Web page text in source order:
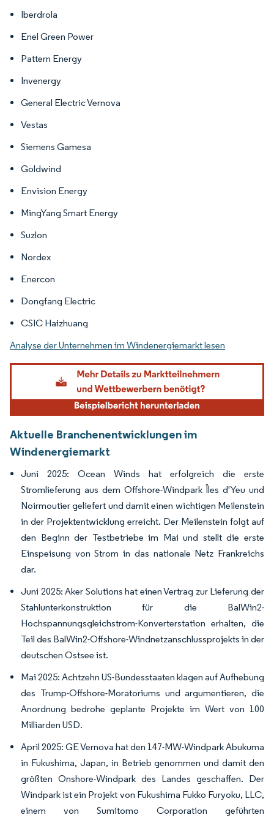
Iberdrola
Enel Green Power
Pattern Energy
Invenergy
General Electric Vernova
Vestas
Siemens Gamesa
Goldwind
Envision Energy
MingYang Smart Energy
Suzlon
Nordex
Enercon
Dongfang Electric
CSIC Haizhuang
Analyse der Unternehmen im Windenergiemarkt lesen
Aktuelle Branchenentwicklungen im
Windenergiemarkt
Juni 2025: Ocean Winds hat erfolgreich die erste
Stromlieferung aus dem Offshore-Windpark Îles d'Yeu und
Noirmoutier geliefert und damit einen wichtigen Meilenstein
in der Projektentwicklung erreicht. Der Meilenstein folgt auf
den Beginn der Testbetriebe im Mai und stellt die erste
Einspeisung von Strom in das nationale Netz Frankreichs
dar.
Juni 2025: Aker Solutions hat einen Vertrag zur Lieferung der
Stahlunterkonstruktion für die BalWin2-
Hochspannungsgleichstrom-Konverterstation erhalten, die
Teil des BalWin2-Offshore-Windnetzanschlussprojekts in der
deutschen Ostsee ist.
Mai 2025: Achtzehn US-Bundesstaaten klagen auf Aufhebung
des Trump-Offshore-Moratoriums und argumentieren, die
Anordnung bedrohe geplante Projekte im Wert von 100
Milliarden USD.
April 2025: GE Vernova hat den 147-MW-Windpark Abukuma
in Fukushima, Japan, in Betrieb genommen und damit den
größten Onshore-Windpark des Landes geschaffen. Der
Windpark ist ein Projekt von Fukushima Fukko Furyoku, LLC,
einem von Sumitomo Corporation geführten